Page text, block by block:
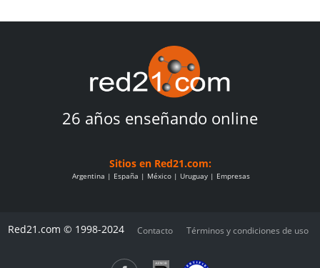
26 años enseñando online
Sitios en Red21.com:
Argentina España México Uruguay Empresas
Red21.com © 1998-2024 Contacto Términos y condiciones de uso